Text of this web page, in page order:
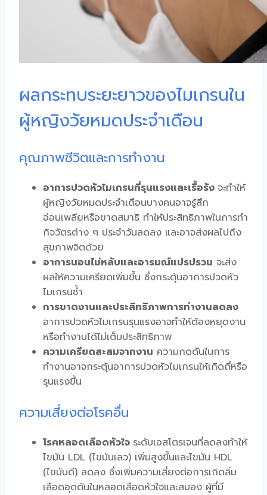
ผลกระทบระยะยาวของไมเกรนใน
ผู้หญิงวัยหมดประจำเดือน
คุณภาพชีวิตและการทำงาน
อาการปวดหัวไมเกรนที่รุนแรงและเรื้อรัง จะทำให้
ผู้หญิงวัยหมดประจำเดือนบางคนอาจรู้สึก
อ่อนเพลียหรือขาดสมาธิ ทำให้ประสิทธิภาพในการทำ
กิจวัตรต่าง ๆ ประจำวันลดลง และอาจส่งผลไปถึง
สุขภาพจิตด้วย
อาการนอนไม่หลับและอารมณ์แปรปรวน จะส่ง
ผลให้ความเครียดเพิ่มขึ้น ซึ่งกระตุ้นอาการปวดหัว
ไมเกรนซ้ำ
การขาดงานและประสิทธิภาพการทำงานลดลง
อาการปวดหัวไมเกรนรุนแรงอาจทำให้ต้องหยุดงาน
หรือทำงานได้ไม่เต็มประสิทธิภาพ
ความเครียดสะสมจากงาน ความกดดันในการ
ทำงานอาจกระตุ้นอาการปวดหัวไมเกรนให้เกิดถี่หรือ
รุนแรงขึ้น
ความเสี่ยงต่อโรคอื่น
โรคหลอดเลือดหัวใจ ระดับเอสโตรเจนที่ลดลงทำให้
ไขมัน LDL (ไขมันเลว) เพิ่มสูงขึ้นและไขมัน HDL
(ไขมันดี) ลดลง ซึ่งเพิ่มความเสี่ยงต่อการเกิดลิ่ม
เลือดอุดตันในหลอดเลือดหัวใจและสมอง ผู้ที่มี